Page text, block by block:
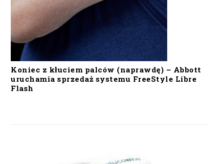
Koniec z kłuciem palców (naprawdę) – Abbott
uruchamia sprzedaż systemu FreeStyle Libre
Flash